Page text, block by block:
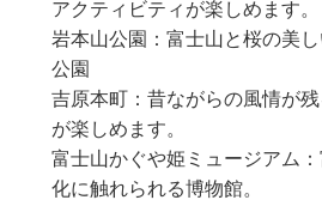
アクティビティが楽しめます。
岩本山公園：富士山と桜の美
公園
吉原本町：昔ながらの風情が
が楽しめます。
富士山かぐや姫ミュージアム
化に触れられる博物館。